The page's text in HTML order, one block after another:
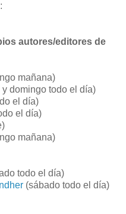
autores/editores de
mañana)
y domingo todo el día)
el día)
el día)
mañana)
todo el día)
(sábado todo el día)